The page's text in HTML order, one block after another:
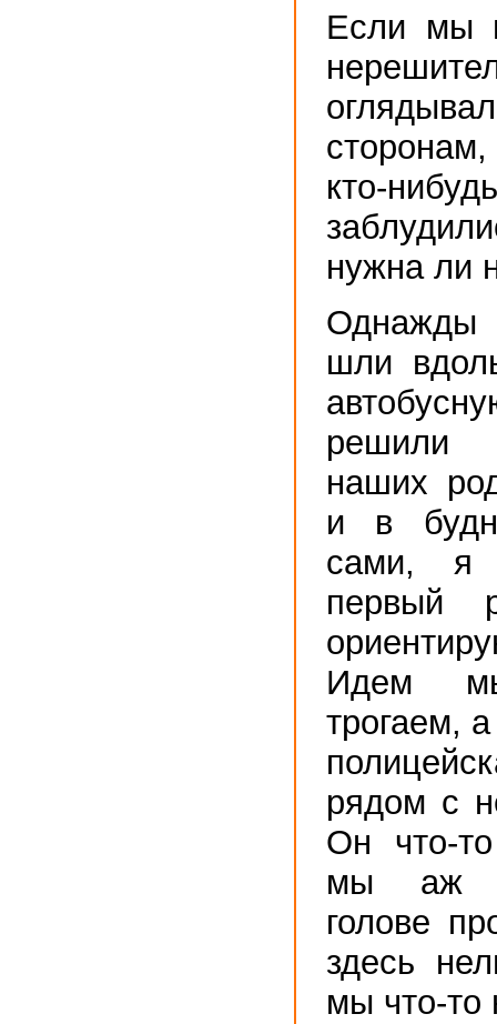
Если мы
кто-
нужна ли
шли
решили
наших
и в
сами, я
первый
Идем
трогаем,
рядом с
Он что-
мы аж
голове
здесь
мы что-то